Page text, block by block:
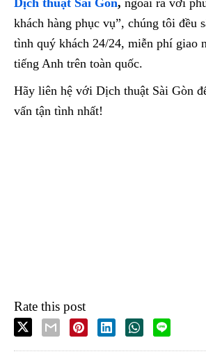
Dịch thuật Sài Gòn, ngoài ra với
khách hàng phục vụ”, chúng tôi đều
tình quý khách 24/24, miễn phí giao
tiếng Anh trên toàn quốc.
Hãy liên hệ với Dịch thuật Sài Gòn
vấn tận tình nhất!
Rate this post